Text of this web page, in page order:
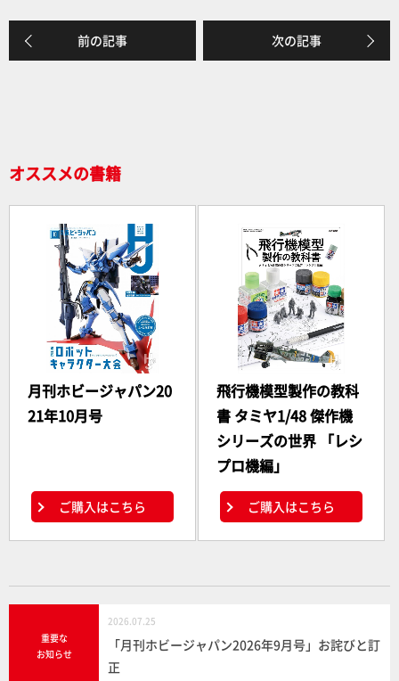
k
前の記事 次の記事
オススメの書籍
月刊ホビージャパン20
21年10月号
ご購入はこちら
飛行機模型製作の教科
書 タミヤ1/48 傑作機
シリーズの世界 「レシ
プロ機編」
ご購入はこちら
重要な
お知らせ
2026.07.25
「月刊ホビージャパン2026年9月号」お詫びと訂
正